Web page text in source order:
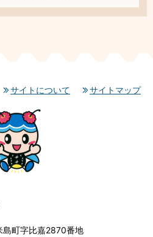
サイトについて サイトマップ
島町字比嘉2870番地